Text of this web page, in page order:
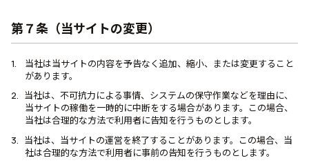
第７条（当サイトの変更）
当社は当サイトの内容を予告なく追加、縮小、または変更すること
があります。
当社は、不可抗力による事情、システムの保守作業などを理由に、
当サイトの稼働を一時的に中断をする場合があります。この場合、
当社は合理的な方法で利用者に告知を行うものとします。
当社は、当サイトの運営を終了することがあります。この場合、当
社は合理的な方法で利用者に事前の告知を行うものとします。